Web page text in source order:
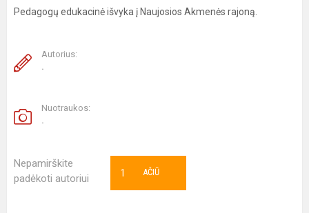
Pedagogų edukacinė išvyka į Naujosios Akmenės rajoną.
Autorius:
.
Nuotraukos:
.
Nepamirškite
padėkoti autoriui
AČIŪ
1